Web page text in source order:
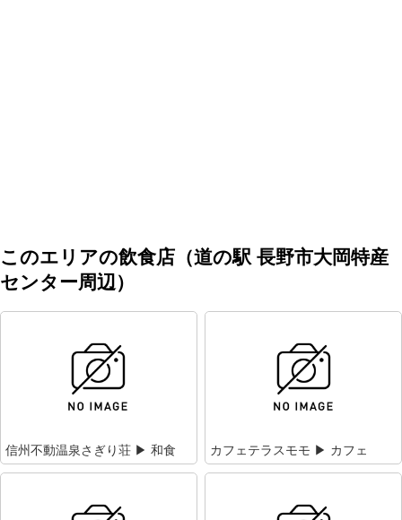
このエリアの飲食店（道の駅 長野市大岡特産
センター周辺）
信州不動温泉さぎり荘 ▶ 和食 カフェテラスモモ ▶ カフェ